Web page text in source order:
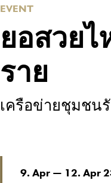
EVENT
ยอสวย
ราย
เครือข่ายชุมชน
9. Apr — 12. Apr